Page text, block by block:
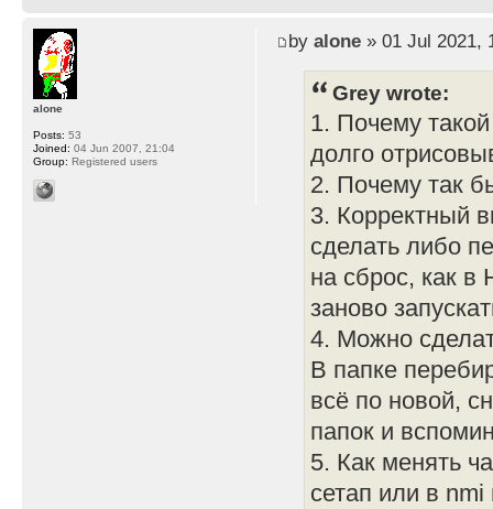
by alone» 01 Jul 2021,
Grey wrote:
1. Почему
долго
2. Почему так
3. Корректный
сделать либо
на сброс, как в
заново
4. Можно
В папке
всё по новой,
папок и
5. Как менять
сетап или в
alone
Posts: 53
Joined: 04 Jun 2007, 21:04
Group: Registered users